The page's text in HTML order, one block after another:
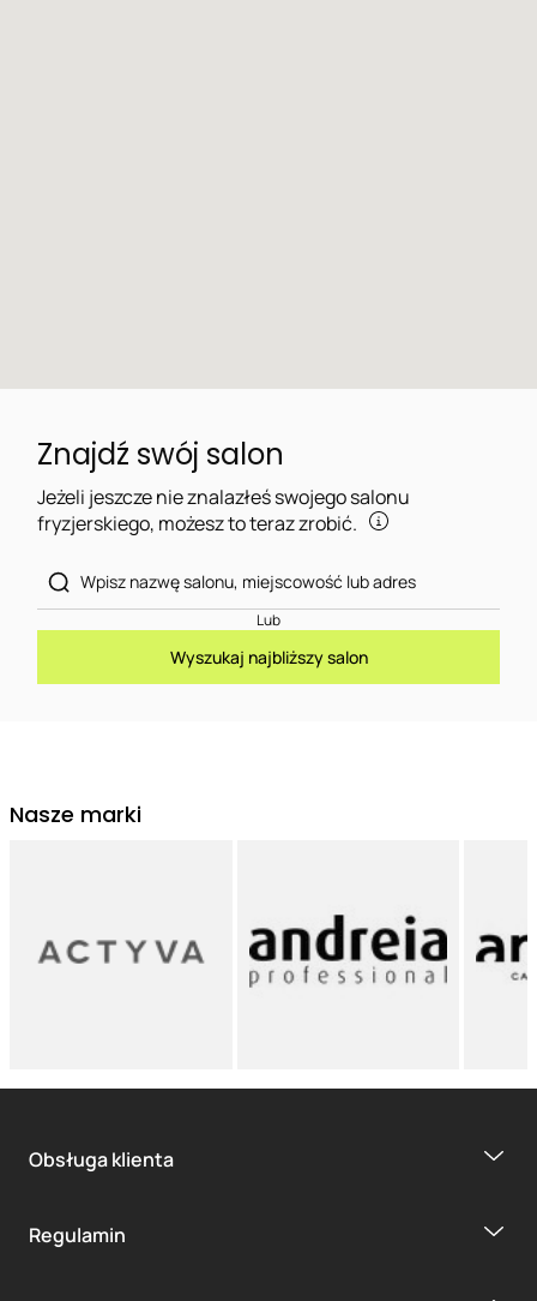
Znajdź swój salon
Jeżeli jeszcze nie znalazłeś swojego salonu
fryzjerskiego, możesz to teraz zrobić.
Lub
Wyszukaj najbliższy salon
Nasze marki
Obsługa klienta
Regulamin